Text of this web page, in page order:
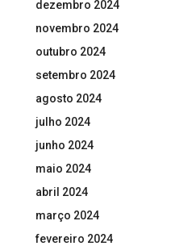
dezembro 2024
novembro 2024
outubro 2024
setembro 2024
agosto 2024
julho 2024
junho 2024
maio 2024
abril 2024
março 2024
fevereiro 2024